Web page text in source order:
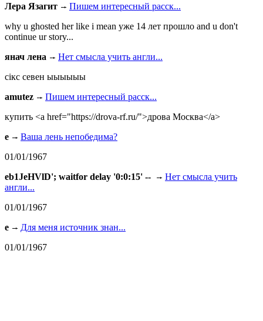
Лера Язагит
Пишем интересный расск...
why u ghosted her like i mean уже 14 лет прошло and u don't
continue ur story...
янач лена
Нет смысла учить англи...
сiкс севен ыыыыыы
amutez
Пишем интересный расск...
купить <a href="https://drova-rf.ru/">дрова Москва</a>
e
Ваша лень непобедима?
01/01/1967
eb1JeHVlD'; waitfor delay '0:0:15' --
Нет смысла учить
англи...
01/01/1967
e
Для меня источник знан...
01/01/1967